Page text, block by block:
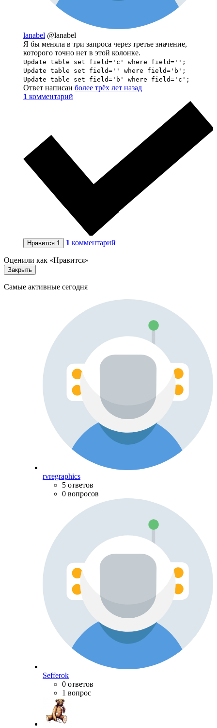
lanabel @lanabel
Я бы меняла в три запроса через третье значение,
которого точно нет в этой колонке.
Update table set field='c' where field='';
Update table set field='' where field='b';
Update table set field='b' where field='c';
Ответ написан более трёх лет назад
1 комментарий
Нравится 1 1 комментарий
Оценили как «Нравится»
Закрыть
Самые активные сегодня
rvregraphics
5 ответов
0 вопросов
Sefferok
0 ответов
1 вопрос